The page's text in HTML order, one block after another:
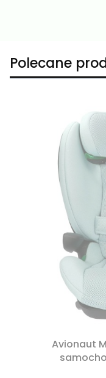
Polecane
Avionaut